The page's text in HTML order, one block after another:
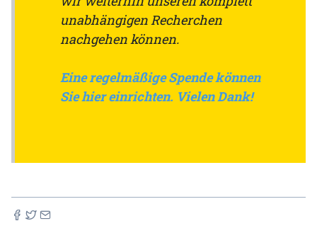
unabhängigen Recherchen
nachgehen können.
Eine regelmäßige Spende können
Sie hier einrichten. Vielen Dank!